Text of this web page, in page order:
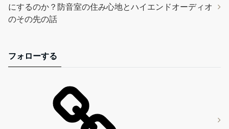
にするのか？防音室の住み心地とハイエンドオーディオ
のその先の話
フォローする